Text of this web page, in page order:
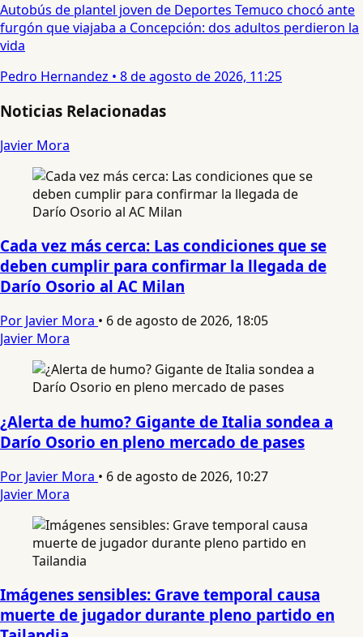
Autobús de plantel joven de Deportes Temuco chocó ante
furgón que viajaba a Concepción: dos adultos perdieron la
vida
Pedro Hernandez • 8 de agosto de 2026, 11:25
Noticias Relacionadas
Javier Mora
Cada vez más cerca: Las condiciones que se
deben cumplir para confirmar la llegada de
Darío Osorio al AC Milan
Por Javier Mora • 6 de agosto de 2026, 18:05
Javier Mora
¿Alerta de humo? Gigante de Italia sondea a
Darío Osorio en pleno mercado de pases
Por Javier Mora • 6 de agosto de 2026, 10:27
Javier Mora
Imágenes sensibles: Grave temporal causa
muerte de jugador durante pleno partido en